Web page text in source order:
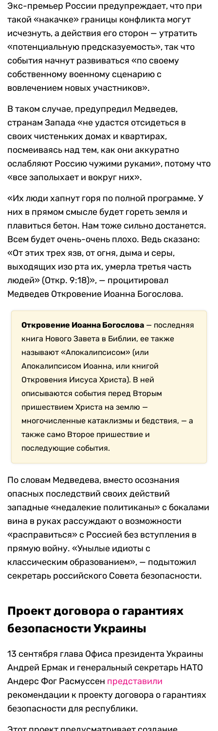
Экс-премьер России предупреждает, что при
такой «накачке» границы конфликта могут
исчезнуть, а действия его сторон — утратить
«потенциальную предсказуемость», так что
события начнут развиваться «по своему
собственному военному сценарию с
вовлечением новых участников».
В таком случае, предупредил Медведев,
странам Запада «не удастся отсидеться в
своих чистеньких домах и квартирах,
посмеиваясь над тем, как они аккуратно
ослабляют Россию чужими руками», потому что
«все заполыхает и вокруг них».
«Их люди хапнут горя по полной программе. У
них в прямом смысле будет гореть земля и
плавиться бетон. Нам тоже сильно достанется.
Всем будет очень-очень плохо. Ведь сказано:
«От этих трех язв, от огня, дыма и серы,
выходящих изо рта их, умерла третья часть
людей» (Откр. 9:18)», — процитировал
Медведев Откровение Иоанна Богослова.
Откровение Иоанна Богослова — последняя
книга Нового Завета в Библии, ее также
называют «Апокалипсисом» (или
Апокалипсисом Иоанна, или книгой
Откровения Иисуса Христа). В ней
описываются события перед Вторым
пришествием Христа на землю —
многочисленные катаклизмы и бедствия, — а
также само Второе пришествие и
последующие события.
По словам Медведева, вместо осознания
опасных последствий своих действий
западные «недалекие политиканы» с бокалами
вина в руках рассуждают о возможности
«расправиться» с Россией без вступления в
прямую войну. «Унылые идиоты с
классическим образованием», — подытожил
секретарь российского Совета безопасности.
Проект договора о гарантиях
безопасности Украины
13 сентября глава Офиса президента Украины
Андрей Ермак и генеральный секретарь НАТО
Андерс Фог Расмуссен представили
рекомендации к проекту договора о гарантиях
безопасности для республики.